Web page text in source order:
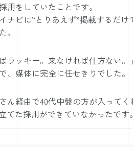
用をしていたことです。
ナビに“とりあえず”掲載するだ
。
ラッキー。来なければ仕方ない。」
、媒体に完全に任せきりでした。
ん経由で40代中盤の方が入って
てた採用ができていなかったです。